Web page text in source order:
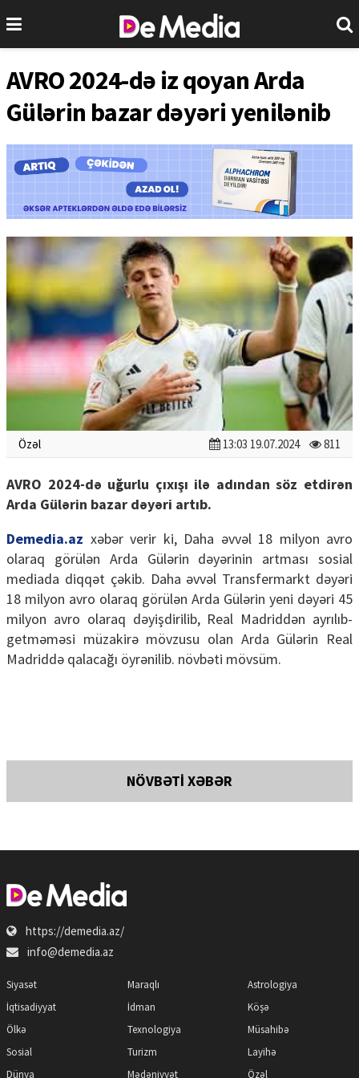
AVRO 2024-də iz qoyan Arda
Gülərin bazar dəyəri yenilənib
Özəl 13:03 19.07.2024 811
AVRO 2024-də uğurlu çıxışı ilə adından söz etdirən
Arda Gülərin bazar dəyəri artıb.
Demedia.az xəbər verir ki, Daha əvvəl 18 milyon avro
olaraq görülən Arda Gülərin dəyərinin artması sosial
mediada diqqət çəkib. Daha əvvəl Transfermarkt dəyəri
18 milyon avro olaraq görülən Arda Gülərin yeni dəyəri 45
milyon avro olaraq dəyişdirilib, Real Madriddən ayrılıb-
getməməsi müzakirə mövzusu olan Arda Gülərin Real
Madriddə qalacağı öyrənilib. növbəti mövsüm.
NÖVBƏTİ XƏBƏR
https://demedia.az/
info@demedia.az
Siyasət
İqtisadiyyat
Ölkə
Sosial
Dünya
Maraqlı
İdman
Texnologiya
Turizm
Mədəniyyət
Astrologiya
Köşə
Müsahibə
Layihə
Özəl